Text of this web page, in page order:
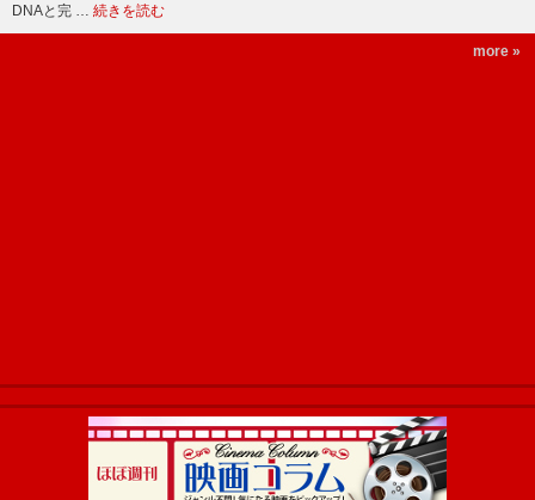
DNAと完 … 続きを読む
more »